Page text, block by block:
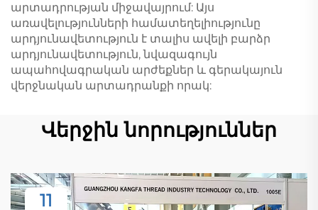
արտադրության միջավայրում: Այս
առավելությունների համատեղելիությունը
արդյունավետություն է տալիս ավելի բարձր
արդյունավետություն, նվազագույն
ապահովագրական արժեքներ և գերակայուն
վերջնական արտադրանքի որակ:
Վերջին նորություններ
11